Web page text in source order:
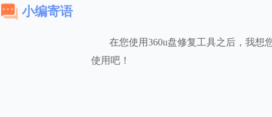
小编寄语
在您使用360u盘修复工具之后，我想
使用吧！